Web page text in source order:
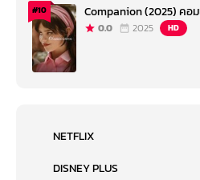
#10 Companion (2025) คอ
0.0 2025 HD
NETFLIX
DISNEY PLUS